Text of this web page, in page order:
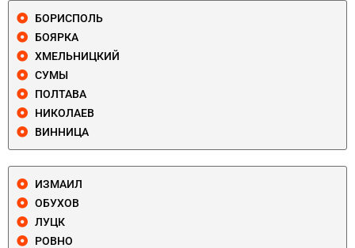
БОРИСПОЛЬ
БОЯРКА
ХМЕЛЬНИЦКИЙ
СУМЫ
ПОЛТАВА
НИКОЛАЕВ
ВИННИЦА
ИЗМАИЛ
ОБУХОВ
ЛУЦК
РОВНО